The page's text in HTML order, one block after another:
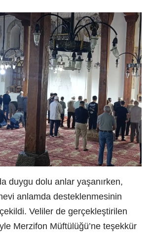
duygu dolu anlar yaşanırken,
anlamda desteklenmesinin
Veliler de gerçekleştirilen
Merzifon Müftülüğü’ne teşekkür